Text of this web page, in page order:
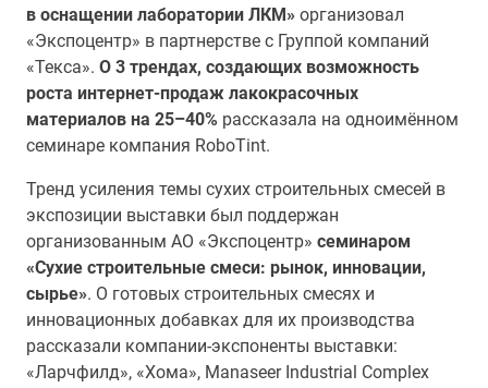
в оснащении лаборатории ЛКМ» организовал
«Экспоцентр» в партнерстве с Группой компаний
«Текса». О 3 трендах, создающих возможность
роста интернет-продаж лакокрасочных
материалов на 25–40% рассказала на одноимённом
семинаре компания RoboTint.
Тренд усиления темы сухих строительных смесей в
экспозиции выставки был поддержан
организованным АО «Экспоцентр» семинаром
«Сухие строительные смеси: рынок, инновации,
сырье». О готовых строительных смесях и
инновационных добавках для их производства
рассказали компании-экспоненты выставки:
«Ларчфилд», «Хома», Manaseer Industrial Complex